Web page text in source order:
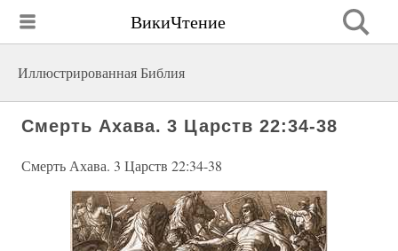
ВикиЧтение
Иллюстрированная Библия
Смерть Ахава. 3 Царств 22:34-38
Смерть Ахава. 3 Царств 22:34-38